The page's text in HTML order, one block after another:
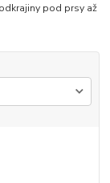
pod prsy až